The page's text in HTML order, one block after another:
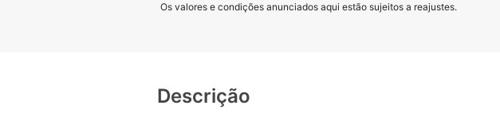
Os valores e condições anunciados aqui estão sujeitos a reajustes.
Descrição